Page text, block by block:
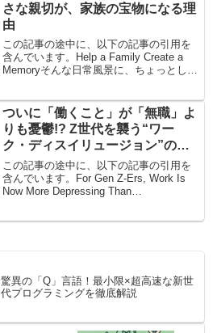
さな親切が、家族の宝物になる理
由
この記事の途中に、以下の記事の引用を
含んでいます。Help a Family Create a
Memoryそんな日常風景に、ちょっとした
ープが楽しそうにスマホで写真を...
ついに「働くこと」が「無職」よ
りも憂鬱!? Z世代を襲う“ワー
ク・ディスイリュージョン”の正
体とは
この記事の途中に、以下の記事の引用を
含んでいます。For Gen Z-Ers, Work Is
Now More Depressing Than
驚異の「Q」言語！最小限×超高速な新世
代プログラミングを徹底解説